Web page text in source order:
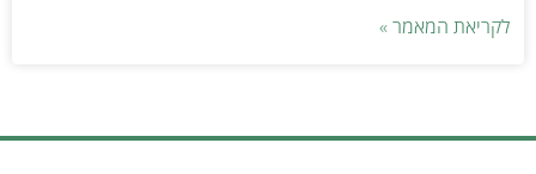
לקריאת המאמר »